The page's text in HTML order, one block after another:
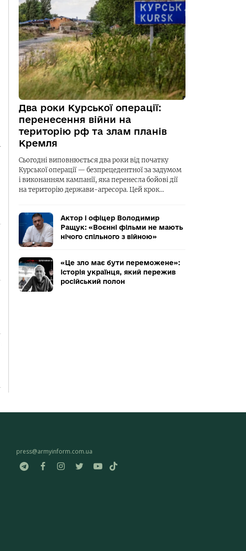
Два роки Курської операції:
перенесення війни на
територію рф та злам планів
Кремля
Сьогодні виповнюється два роки від початку
Курської операції — безпрецедентної за задумом
і виконанням кампанії, яка перенесла бойові дії
на територію держави-агресора. Цей крок…
Актор і офіцер Володимир
Ращук: «Воєнні фільми не мають
нічого спільного з війною»
«Це зло має бути переможене»:
історія українця, який пережив
російський полон
press@armyinform.com.ua